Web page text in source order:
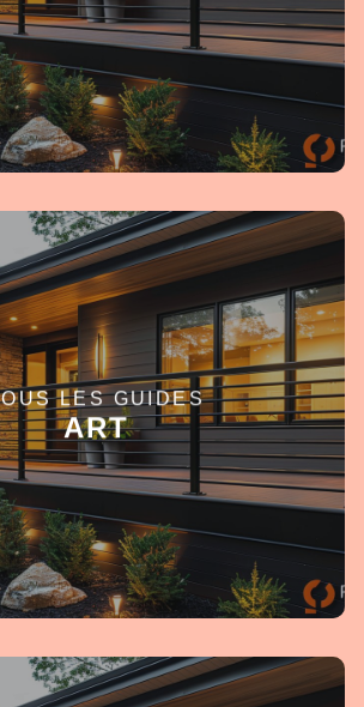
LES GUIDES
ART
EN SAVOIR +